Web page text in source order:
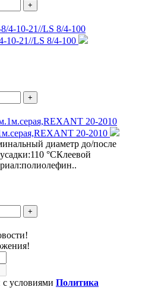
+
10-21//LS 8/4-100
+
20-2010
диаметр до/после
°СКлеевой
+
с условиями Политика